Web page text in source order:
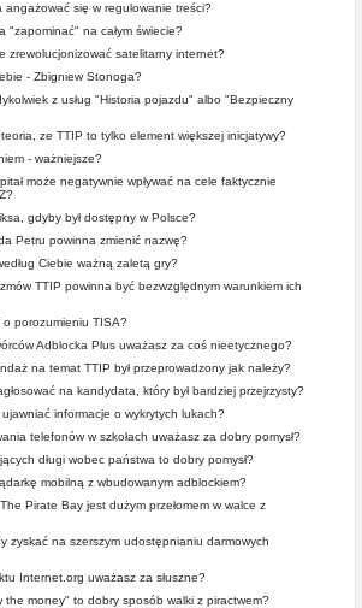
angażować się w regulowanie treści?
"zapominać" na całym świecie?
zrewolucjonizować satelitarny internet?
- Zbigniew Stonoga?
z usług "Historia pojazdu" albo "Bezpieczny
ze TTIP to tylko element większej inicjatywy?
- ważniejsze?
może negatywnie wpływać na cele faktycznie
gdyby był dostępny w Polsce?
Petru powinna zmienić nazwę?
Ciebie ważną zaletą gry?
TTIP powinna być bezwzględnym warunkiem ich
o porozumieniu TISA?
Adblocka Plus uważasz za coś nieetycznego?
na temat TTIP był przeprowadzony jak należy?
na kandydata, który był bardziej przejrzysty?
ujawniać informacje o wykrytych lukach?
telefonów w szkołach uważasz za dobry pomysł?
długi wobec państwa to dobry pomysł?
mobilną z wbudowanym adblockiem?
Pirate Bay jest dużym przełomem w walce z
zyskać na szerszym udostępnianiu darmowych
Internet.org uważasz za słuszne?
the money" to dobry sposób walki z piractwem?